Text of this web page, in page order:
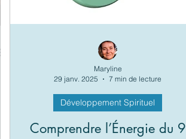
Comprendre l’Énergie du 9
Développement Spirituel
Maryline
29 janv. 2025
7 min de lecture